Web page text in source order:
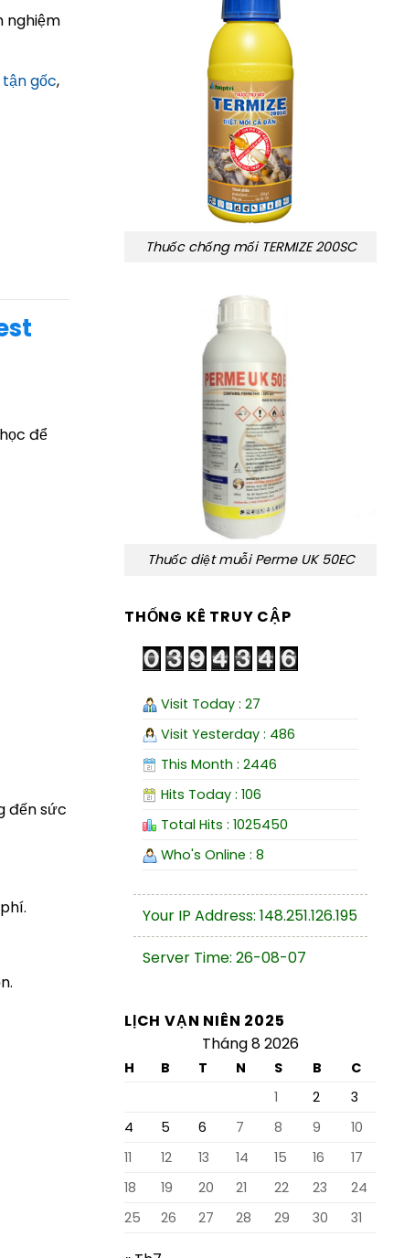
nghiệm
gốc,
để
đến sức
Thuốc chống mối TERMIZE 200SC
Thuốc diệt muỗi Perme UK 50EC
THỐNG KÊ TRUY CẬP
Visit Today : 27
Visit Yesterday : 486
This Month : 2446
Hits Today : 106
Total Hits : 1025450
Who's Online : 8
Your IP Address: 148.251.126.195
Server Time: 26-08-07
LỊCH VẠN NIÊN 2025
Tháng 8 2026
H B T N S B
C
1
2
3
4
5 6 7 8 9
10
11
12 13 14 15 16
17
18
19 20 21 22 23
24
25
26 27 28 29 30 31